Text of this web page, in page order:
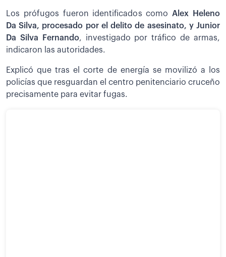
Los prófugos fueron identificados comoAlex
Heleno
Da Silva, procesado por el delito de asesinato, y Junior
Da Silva Fernando, investigado por tráfico de armas,
indicaron las autoridades.
Explicó que tras el corte de energía se movilizó a los
policías que resguardan el centro penitenciario cruceño
precisamente para evitar fugas.